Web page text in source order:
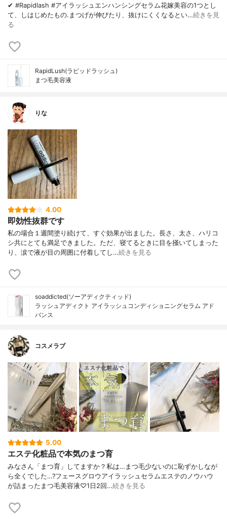
✔︎ #Rapidlash #アイラッシュエンハンシングセラム 花嫁美容の1つとし
て、しはじめたもの. まつげが伸びたり、 抜けにくくなるとい…続きを見
る
RapidLush(ラピッドラッシュ)
まつ毛美容液
りな
4.00
即効性抜群です
私の場合１週間塗り続けて、すぐ効果が出ました。長さ、太さ、ハリコ
シ共にとても満足できました。ただ、寝てるときに目を掻いてしまった
り、涙で液が目の周囲に付着してし…続きを見る
soaddicted(ソーアディクティッド)
ラッシュアディクト アイラッシュコンディショニングセラム アド
バンス
コスメラブ
5.00
エステ化粧品で本気のまつ育
みなさん「まつ育」してますか？私は…まつ毛少ないのに恥ずかしなが
ら全くでした…?フェースグロウアイラッシュセラムエステのノウハウ
が詰まったまつ毛美容液♡1日2回…続きを見る